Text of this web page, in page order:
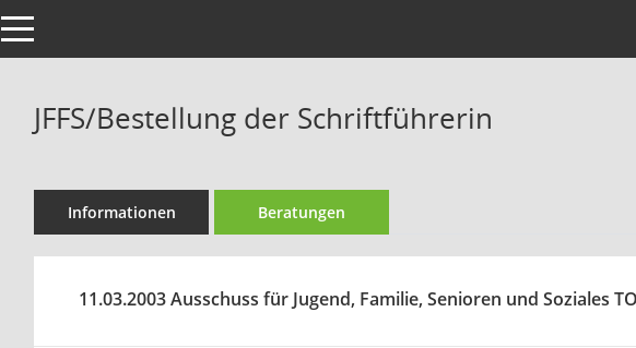
Toggle navigation
JFFS/Bestellung der Schriftführerin
Informationen Beratungen
11.03.2003 Ausschuss für Jugend, Familie, Senioren und Soziales